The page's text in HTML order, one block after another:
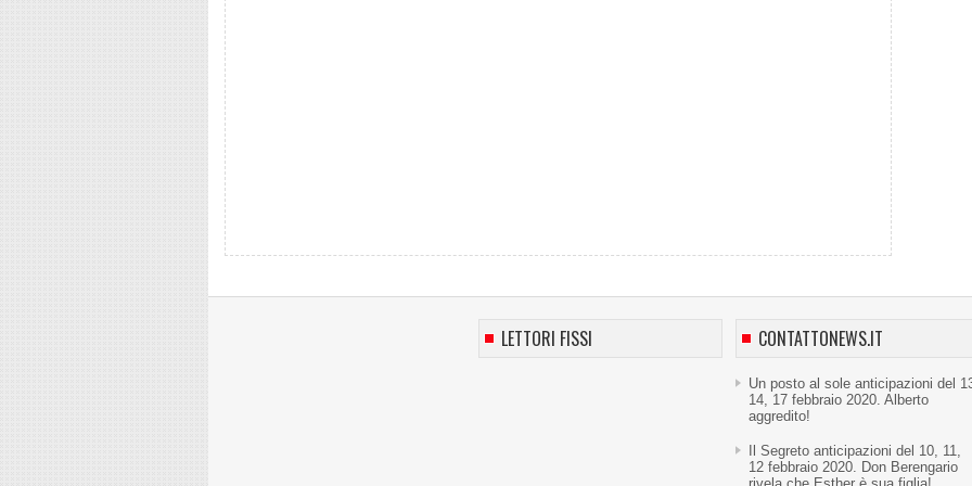
LETTORI FISSI CONTATTONEWS.IT
Un posto al sole anticipazioni del
14, 17 febbraio 2020. Alberto
aggredito!
Il Segreto anticipazioni del 10, 11,
12 febbraio 2020. Don Berengario